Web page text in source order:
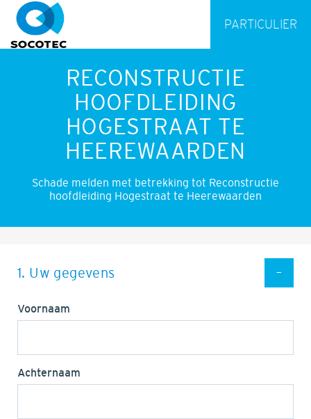
PARTICULIER
RECONSTRUCTIE
HOOFDLEIDING
HOGESTRAAT TE
HEEREWAARDEN
Schade melden met betrekking tot Reconstructie
hoofdleiding Hogestraat te Heerewaarden
1. Uw gegevens
Voornaam
Achternaam